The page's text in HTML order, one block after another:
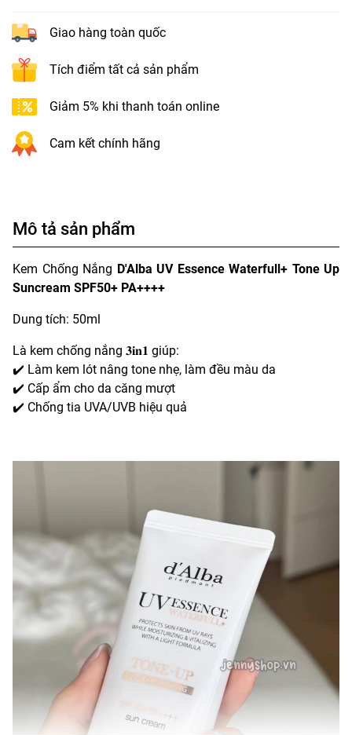
Giao hàng toàn quốc
Tích điểm tất cả sản phẩm
Giảm 5% khi thanh toán online
Cam kết chính hãng
Mô tả sản phẩm
Kem Chống Nắng D'Alba UV Essence Waterfull+ Tone Up
Suncream SPF50+ PA++++
Dung tích: 50ml
Là kem chống nắng 𝟑𝐢𝐧𝟏 giúp:
✔️ Làm kem lót nâng tone nhẹ, làm đều màu da
✔️ Cấp ẩm cho da căng mượt
✔️ Chống tia UVA/UVB hiệu quả